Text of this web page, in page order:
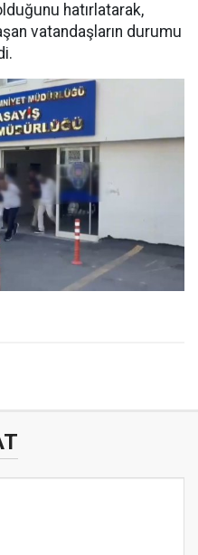
hatırlatarak,
vatandaşların durumu